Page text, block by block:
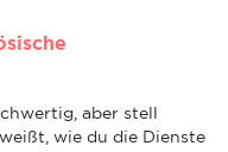
aber stell
wie du die Dienste